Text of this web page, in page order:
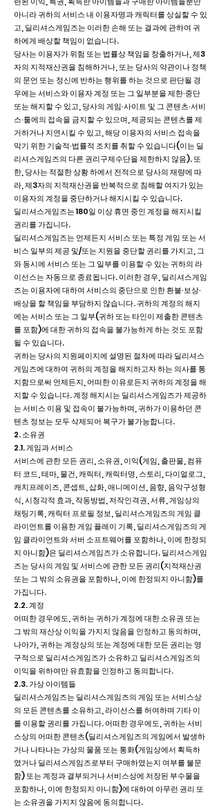
아니라 귀하의 서비스 내 이용자명과 캐릭터를 상실할 수 있
고, 딜리셔스게임즈는 이러한 손해 또는 결과에 관하여 귀
하에게 배상할 책임이 없습니다.
당사는 이용자가 위험 또는 법률상 책임을 창출하거나, 제3
자의 지적재산권을 침해하거나, 또는 당사의 약관이나 정책
의 문언 또는 정신에 반하는 행위를 하는 것으로 판단될 경
우에는 서비스와 이용자 계정 또는 그 일부분을 제한∙중단
또는 해지할 수 있고, 당사의 게임∙사이트 및 그 콘텐츠∙서비
스∙툴에의 접속을 금지할 수 있으며, 제공되는 콘텐츠를 제
거하거나 지연시킬 수 있고, 해당 이용자의 서비스 접속을
막기 위한 기술적∙법률적 조치를 취할 수 있습니다(이는 딜
리셔스게임즈의 다른 권리구제수단을 제한하지 않음). 또
한, 당사는 적절한 상황 하에서 전적으로 당사의 재량에 따
라, 제3자의 지적재산권을 반복적으로 침해할 여지가 있는
이용자의 계정을 중단하거나 해지시킬 수 있습니다.
딜리셔스게임즈는 180일 이상 휴면 중인 계정을 해지시킬
권리를 가집니다.
딜리셔스게임즈는 언제든지 서비스 또는 특정 게임 또는 서
비스 일부의 제공 및/또는 지원을 중단할 권리를 가지고, 그
와 동시에 서비스 또는 그 일부를 이용할 수 있는 귀하의 라
이선스는 자동으로 종료됩니다. 이러한 경우, 딜리셔스게임
즈는 이용자에 대하여 서비스의 중단으로 인한 환불∙보상∙
배상을 할 책임을 부담하지 않습니다. 귀하의 계정의 해지
에는 서비스 또는 그 일부(귀하 또는 타인이 제출한 콘텐츠
를 포함)에 대한 귀하의 접속을 불가능하게 하는 것도 포함
될 수 있습니다.
귀하는 당사의 지원페이지에 설명된 절차에 따라 딜리셔스
게임즈에 대하여 귀하의 계정을 해지하고자 하는 의사를 통
지함으로써 언제든지, 어떠한 이유로든지 귀하의 계정을 해
지할 수 있습니다. 계정 해지시는 딜리셔스게임즈가 제공하
는 서비스 이용 및 접속이 불가능하며, 귀하가 이용하던 콘
텐츠 정보는 모두 삭제되어 복구가 불가능합니다.
2. 소유권
2.1. 게임과 서비스
서비스에 관한 모든 권리, 소유권, 이익(게임, 출판물, 컴퓨
터 코드, 테마, 물건, 캐릭터, 캐릭터명, 스토리, 다이얼로그,
캐치프레이즈, 콘셉트, 삽화, 애니메이션, 음향, 음악구성형
식, 시청각적 효과, 작동방법, 저작인격권, 서류, 게임상의
채팅기록, 캐릭터 프로필 정보, 딜리셔스게임즈의 게임 클
라이언트를 이용한 게임 플레이 기록, 딜리셔스게임즈의 게
임 클라이언트와 서버 소프트웨어를 포함하나, 이에 한정되
지 아니함)은 딜리셔스게임즈가 소유합니다. 딜리셔스게임
즈는 당사의 게임 및 서비스에 관한 모든 권리(지적재산권
또는 그 밖의 소유권을 포함하나, 이에 한정되지 아니함)를
가집니다.
2.2. 계정
어떠한 경우에도, 귀하는 귀하가 계정에 대한 소유권 또는
그 밖의 재산상 이익을 가지지 않음을 인정하고 동의하며,
나아가, 귀하는 계정상의 또는 계정에 대한 모든 권리는 영
구적으로 딜리셔스게임즈가 소유하고 딜리셔스게임즈의
이익을 위하여만 유효함을 인정하고 동의합니다.
2.3. 가상 아이템들
딜리셔스게임즈는 딜리셔스게임즈의 게임 또는 서비스상
의 모든 콘텐츠를 소유하고, 라이선스를 허여하며 기타 이
를 이용할 권리를 가집니다. 어떠한 경우에도, 귀하는 서비
스상의 어떠한 콘텐츠(딜리셔스게임즈의 게임에서 발생하
거나 나타나는 가상의 물품 또는 통화(게임상에서 획득하
였거나 딜리셔스게임즈로부터 구매하였는지 여부를 불문
함) 또는 계정과 결부되거나 서비스상에 저장된 부수물을
포함하나, 이에 한정되지 아니함)에 대하여 아무런 권리 또
는 소유권을 가지지 않음에 동의합니다.